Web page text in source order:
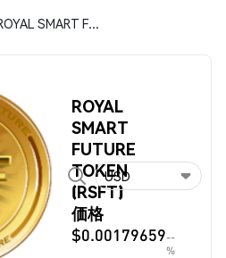
RSFT (ROYAL SMART FUTURE TOKEN)
ROYAL
SMART
FUTURE
TOKEN
(RSFT)
価格
$0.00179659--
%
USD